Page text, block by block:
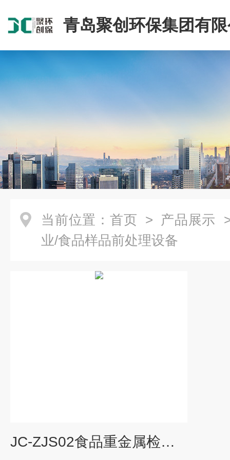
青岛聚创环保集团有
当前位置： 首页 > 产品展示
业/食品样品前处理设备
JC-ZJS02食品重金属检测仪